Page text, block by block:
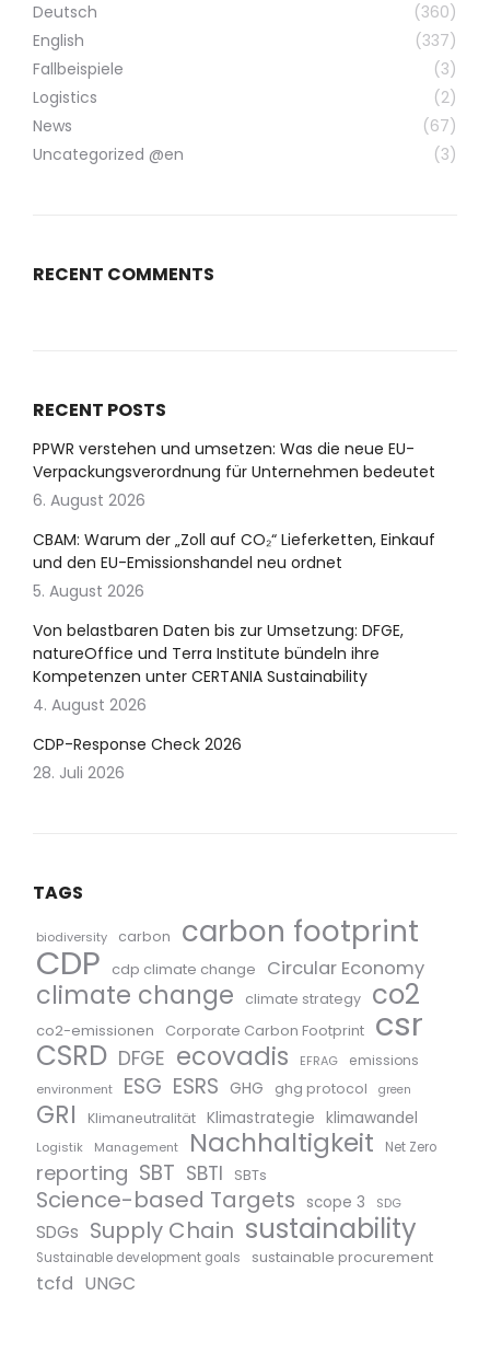
Deutsch
(360)
English
(337)
Fallbeispiele
(3)
Logistics
(2)
News
(67)
Uncategorized @en
(3)
RECENT COMMENTS
RECENT POSTS
PPWR verstehen und umsetzen: Was die neue EU-
Verpackungsverordnung für Unternehmen bedeutet
6. August 2026
CBAM: Warum der „Zoll auf CO₂“ Lieferketten, Einkauf
und den EU-Emissionshandel neu ordnet
5. August 2026
Von belastbaren Daten bis zur Umsetzung: DFGE,
natureOffice und Terra Institute bündeln ihre
Kompetenzen unter CERTANIA Sustainability
4. August 2026
CDP-Response Check 2026
28. Juli 2026
TAGS
biodiversity carbon carbon footprint
CDP cdp climate change Circular Economy
climate change climate strategy co2
co2-emissionen Corporate Carbon Footprint csr
CSRD DFGE ecovadis EFRAG emissions
environment ESG ESRS GHG ghg protocol green
GRI Klimaneutralität Klimastrategie klimawandel
Logistik Management Nachhaltigkeit Net Zero
reporting SBT SBTI SBTs
Science-based Targets scope 3 SDG
SDGs Supply Chain sustainability
Sustainable development goals sustainable procurement
tcfd UNGC